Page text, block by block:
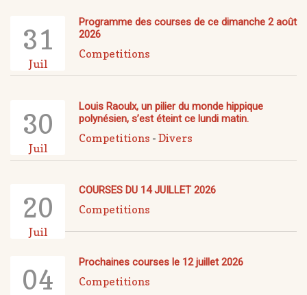
31
Juil
Programme des courses de ce dimanche 2 août
2026
Competitions
30
Juil
Louis Raoulx, un pilier du monde hippique
polynésien, s’est éteint ce lundi matin.
Competitions - Divers
20
Juil
COURSES DU 14 JUILLET 2026
Competitions
04
Prochaines courses le 12 juillet 2026
Competitions